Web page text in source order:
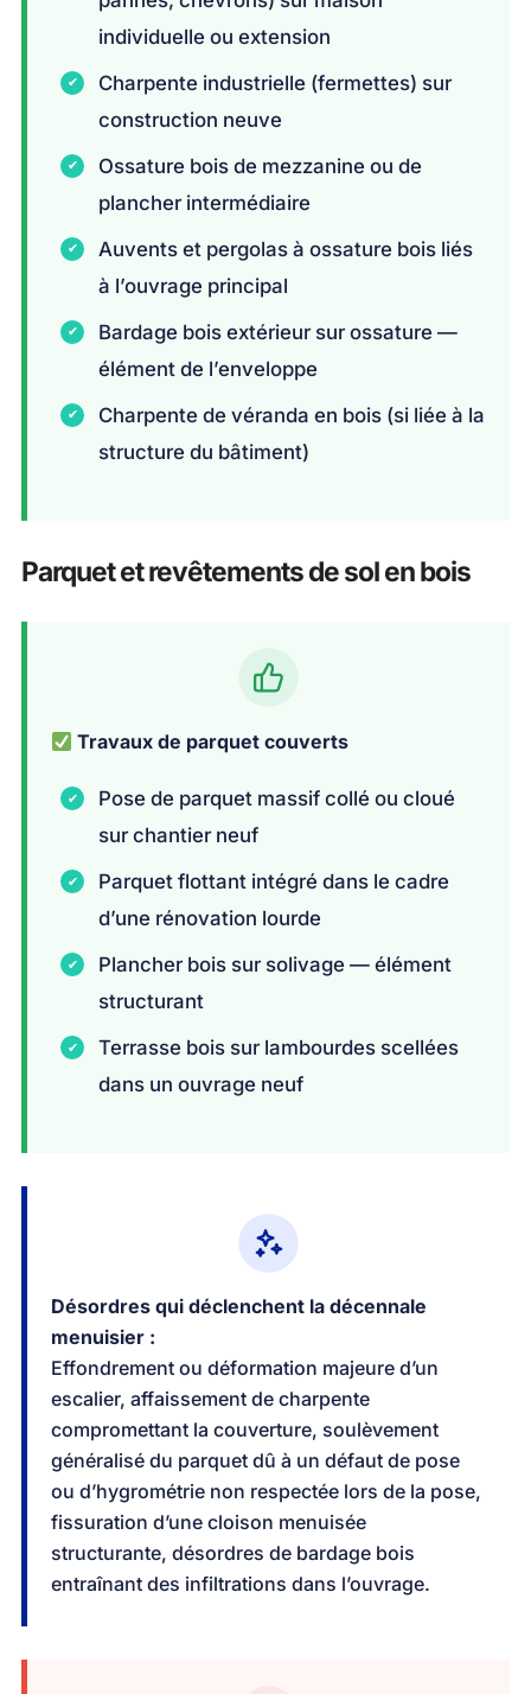
individuelle ou extension
Charpente industrielle (fermettes) sur
construction neuve
Ossature bois de mezzanine ou de
plancher intermédiaire
Auvents et pergolas à ossature bois liés
à l’ouvrage principal
Bardage bois extérieur sur ossature —
élément de l’enveloppe
Charpente de véranda en bois (si liée à la
structure du bâtiment)
Parquet et revêtements de sol en bois
Travaux de parquet couverts
Pose de parquet massif collé ou cloué
sur chantier neuf
Parquet flottant intégré dans le cadre
d’une rénovation lourde
Plancher bois sur solivage — élément
structurant
Terrasse bois sur lambourdes scellées
dans un ouvrage neuf
Désordres qui déclenchent la décennale
menuisier :
Effondrement ou déformation majeure d’un
escalier, affaissement de charpente
compromettant la couverture, soulèvement
généralisé du parquet dû à un défaut de pose
ou d’hygrométrie non respectée lors de la pose,
fissuration d’une cloison menuisée
structurante, désordres de bardage bois
entraînant des infiltrations dans l’ouvrage.